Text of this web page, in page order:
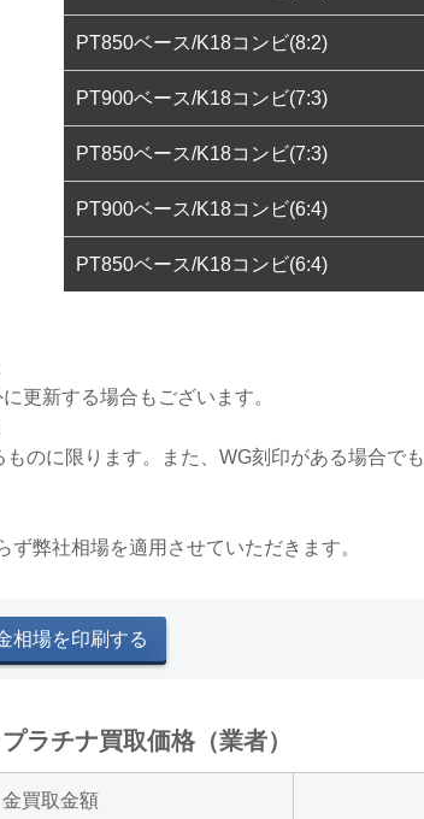
PT850ベース/K18コンビ(8:2)
PT900ベース/K18コンビ(7:3)
PT850ベース/K18コンビ(7:3)
PT900ベース/K18コンビ(6:4)
PT850ベース/K18コンビ(6:4)
更新する場合もございます。
のに限ります。また、WG刻印がある場合で
弊社相場を適用させていただきます。
相場を印刷する
ラチナ買取価格（業者）
金買取金額